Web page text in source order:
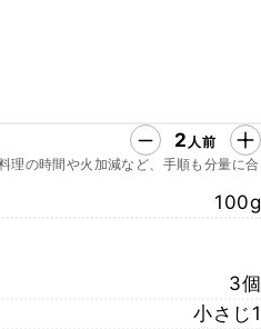
2 人前
理の時間や火加減など、手順も分量に合
100g
3個
小さじ1